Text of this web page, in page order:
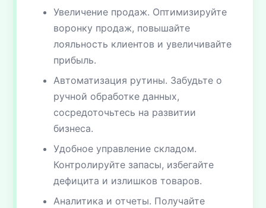
Увеличение продаж. Оптимизируйте
воронку продаж, повышайте
лояльность клиентов и увеличивайте
прибыль.
Автоматизация рутины. Забудьте о
ручной обработке данных,
сосредоточьтесь на развитии
бизнеса.
Удобное управление складом.
Контролируйте запасы, избегайте
дефицита и излишков товаров.
Аналитика и отчеты. Получайте